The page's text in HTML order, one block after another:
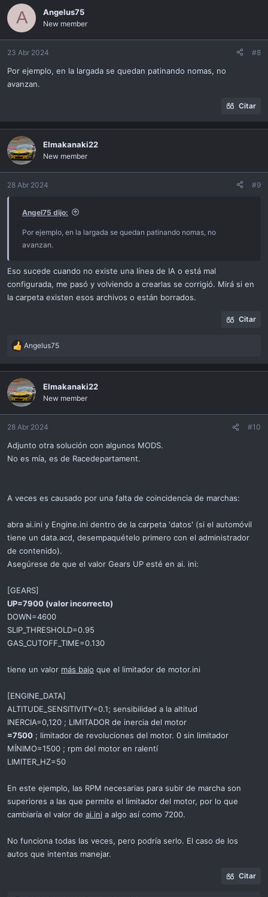
A Angelus75
New member
23 Abr 2024 #8
Por ejemplo, en la largada se quedan patinando nomas, no
avanzan.
Citar
Elmakanaki22
New member
28 Abr 2024 #9
Angel75 dijo:
Por ejemplo, en la largada se quedan patinando nomas, no
avanzan.
Eso sucede cuando no existe una línea de IA o está mal
configurada, me pasó y volviendo a crearlas se corrigió. Mirá si en
la carpeta existen esos archivos o están borrados.
Citar
R
a
c
t
i
o
n
:
Angelus75
Elmakanaki22
New member
28 Abr 2024 #10
Adjunto otra solución con algunos MODS.
No es mía, es de Racedepartament.
A veces es causado por una falta de coincidencia de marchas:
abra ai.ini y Engine.ini dentro de la carpeta 'datos' (si el automóvil
tiene un data.acd, desempaquételo primero con el administrador
de contenido).
Asegúrese de que el valor Gears UP esté en ai. ini:
[GEARS]
UP=7900 (valor incorrecto)
DOWN=4600
SLIP_THRESHOLD=0.95
GAS_CUTOFF_TIME=0.130
tiene un valor más bajo que el limitador de motor.ini
[ENGINE_DATA]
ALTITUDE_SENSITIVITY=0.1; sensibilidad a la altitud
INERCIA=0,120 ; LIMITADOR de inercia del motor
=7500 ; limitador de revoluciones del motor. 0 sin limitador
MÍNIMO=1500 ; rpm del motor en ralentí
LIMITER_HZ=50
En este ejemplo, las RPM necesarias para subir de marcha son
superiores a las que permite el limitador del motor, por lo que
cambiaría el valor de ai.ini a algo así como 7200.
No funciona todas las veces, pero podría serlo. El caso de los
autos que intentas manejar.
Citar